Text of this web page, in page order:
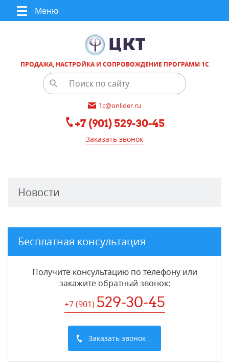
Меню
ПРОДАЖА, НАСТРОЙКА И СОПРОВОЖДЕНИЕ ПРОГРАММ 1С
1c@onlider.ru
+7 (901) 529-30-45
Заказать звонок
Новости
Бесплатная консультация
Получите консультацию по телефону или
закажите обратный звонок:
+7 (901) 529-30-45
Заказать звонок